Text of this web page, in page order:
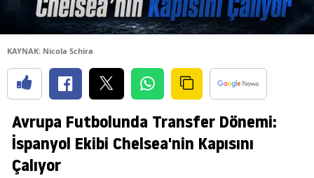
KAYNAK: Nicola Schira
Avrupa Futbolunda Transfer Dönemi:
İspanyol Ekibi Chelsea'nin Kapısını
Çalıyor